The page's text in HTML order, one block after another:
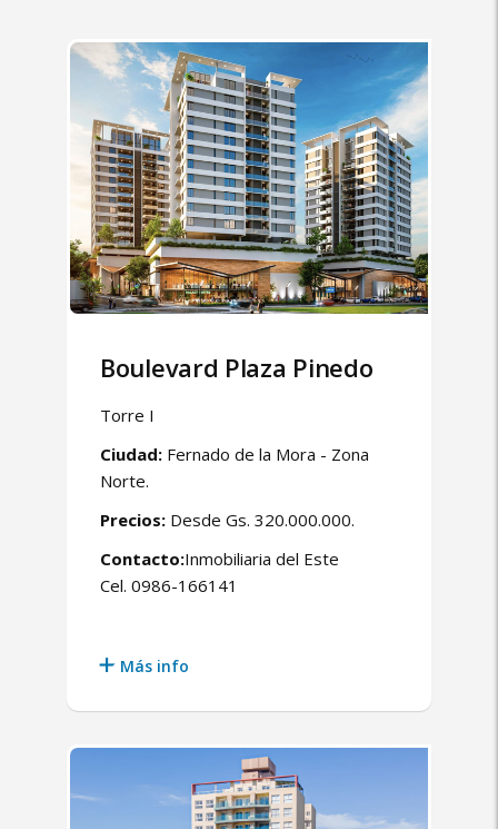
Boulevard Plaza Pinedo
Torre I
Ciudad: Fernado de la Mora - Zona
Norte.
Precios: Desde Gs. 320.000.000.
Contacto:Inmobiliaria del Este
Cel. 0986-166141
Más info